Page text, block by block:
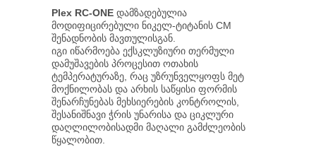
Plex RC-ONE დამზადებულია
მოდიფიცირებული ნიკელ-ტიტანის CM
შენადნობის მავთულისგან.
იგი იწარმოება ექსკლუზიური თერმული
დამუშავების პროცესით ოთახის
ტემპერატურაზე, რაც უზრუნველყოფს მეტ
მოქნილობას და არხის საწყისი ფორმის
შენარჩუნებას მეხსიერების კონტროლის,
შესანიშნავი ჭრის უნარისა და ციკლური
დაღლილობისადმი მაღალი გამძლეობის
წყალობით.